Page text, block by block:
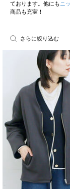
ております。他にも ニ
商品も充実！
さらに絞り込む